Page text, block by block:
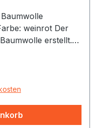
weinrot Der
erstellt.
ist auch nur für
geeignet.